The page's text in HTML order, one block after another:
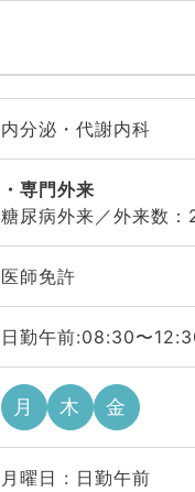
内分泌・代謝内科
専門外来
糖尿病外来／外来数
医師免許
日勤午前:08:30〜
月 木 金
月曜日 : 日勤午前